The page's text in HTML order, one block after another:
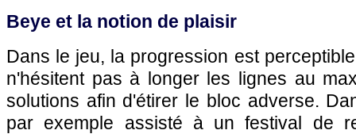
Beye et la notion de plaisir
Dans le jeu, la progression est
n'hésitent pas à longer les lignes au
solutions afin d'étirer le bloc adverse.
par exemple assisté à un festival de